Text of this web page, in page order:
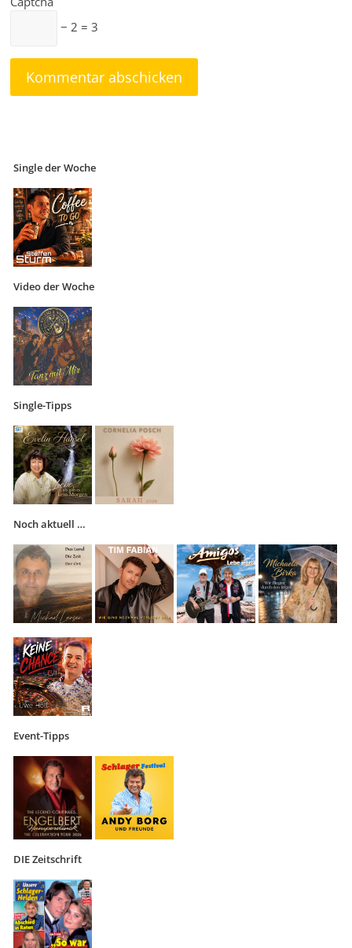
− 2 = 3
Single der Woche
Video der Woche
Single-Tipps
Noch aktuell …
Event-Tipps
DIE Zeitschrift